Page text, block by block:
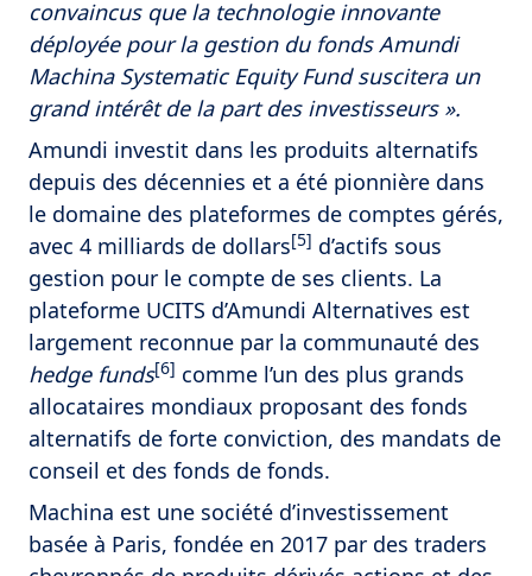
convaincus que la technologie innovante
déployée pour la gestion du fonds Amundi
Machina Systematic Equity Fund suscitera un
grand intérêt de la part des investisseurs ».
Amundi investit dans les produits alternatifs
depuis des décennies et a été pionnière dans
le domaine des plateformes de comptes gérés,
avec 4 milliards de dollars[5] d’actifs sous
gestion pour le compte de ses clients. La
plateforme UCITS d’Amundi Alternatives est
largement reconnue par la communauté des
hedge funds[6] comme l’un des plus grands
allocataires mondiaux proposant des fonds
alternatifs de forte conviction, des mandats de
conseil et des fonds de fonds.
Machina est une société d’investissement
basée à Paris, fondée en 2017 par des traders